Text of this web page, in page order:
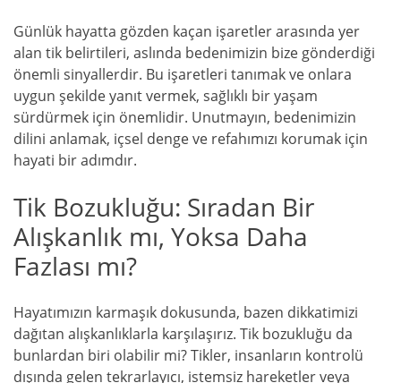
Günlük hayatta gözden kaçan işaretler arasında yer
alan tik belirtileri, aslında bedenimizin bize gönderdiği
önemli sinyallerdir. Bu işaretleri tanımak ve onlara
uygun şekilde yanıt vermek, sağlıklı bir yaşam
sürdürmek için önemlidir. Unutmayın, bedenimizin
dilini anlamak, içsel denge ve refahımızı korumak için
hayati bir adımdır.
Tik Bozukluğu: Sıradan Bir
Alışkanlık mı, Yoksa Daha
Fazlası mı?
Hayatımızın karmaşık dokusunda, bazen dikkatimizi
dağıtan alışkanlıklarla karşılaşırız. Tik bozukluğu da
bunlardan biri olabilir mi? Tikler, insanların kontrolü
dışında gelen tekrarlayıcı, istemsiz hareketler veya